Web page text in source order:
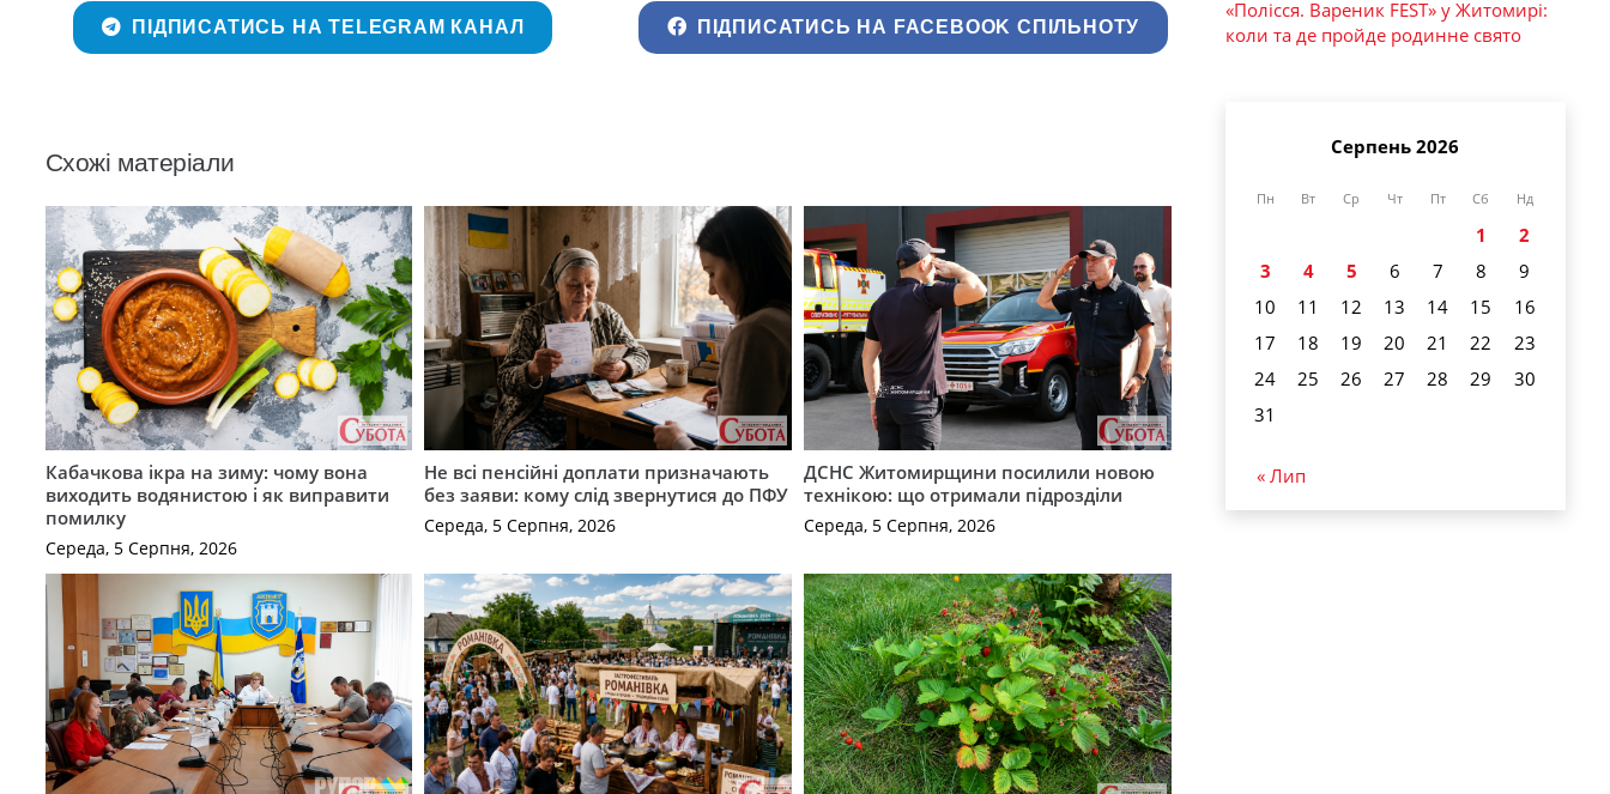
ПІДПИСАТИСЬ НА TELEGRAM КАНАЛ ПІДПИСАТИСЬ НА FACEBOOK СПІЛЬНОТУ
Схожі матеріали
Кабачкова ікра на зиму: чому вона
виходить водянистою і як виправити
помилку
Середа, 5 Серпня, 2026
Не всі пенсійні доплати призначають
без заяви: кому слід звернутися до ПФУ
Середа, 5 Серпня, 2026
ДСНС Житомирщини посилили новою
технікою: що отримали підрозділи
Середа, 5 Серпня, 2026
«Полісся. Вареник FEST» у Житомирі:
коли та де пройде родинне свято
Серпень 2026
Пн Вт Ср Чт Пт Сб Нд
1
2
3
4 5 6 7 8
9
10
11 12 13 14 15
16
17
18 19 20 21 22
23
24
25 26 27 28 29
30
31
« Лип